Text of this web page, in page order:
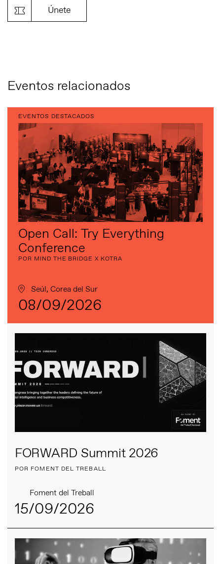
Únete
Eventos relacionados
EVENTOS DESTACADOS
Open Call: Try Everything
Conference
POR MIND THE BRIDGE X KOTRA
Seúl, Corea del Sur
08/09/2026
FORWARD Summit 2026
POR FOMENT DEL TREBALL
Foment del Treball
15/09/2026